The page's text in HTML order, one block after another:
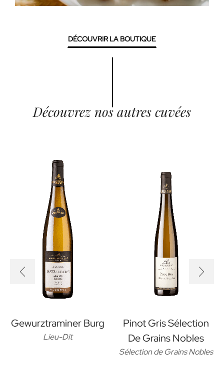
DÉCOUVRIR LA BOUTIQUE
Découvrez nos autres cuvées
Lieu-Dit
Gewurztraminer Burg
Sélection de Grains Nobles
Pinot Gris Sélection
De Grains Nobles